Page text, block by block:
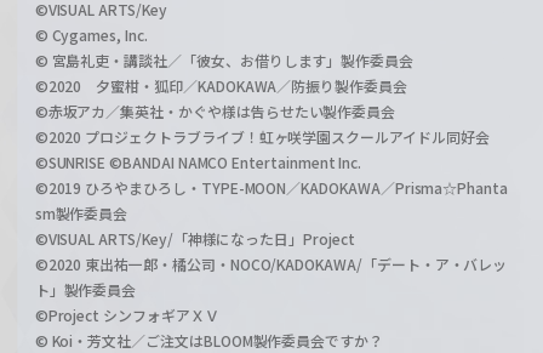
©VISUAL ARTS/Key
© Cygames, Inc.
© 宮島礼吏・講談社／「彼女、お借りします」製作委員会
©2020 夕蜜柑・狐印／KADOKAWA／防振り製作委員会
©赤坂アカ／集英社・かぐや様は告らせたい製作委員会
©2020 プロジェクトラブライブ！虹ヶ咲学園スクールアイドル同好会
©SUNRISE ©BANDAI NAMCO Entertainment Inc.
©2019 ひろやまひろし・TYPE-MOON／KADOKAWA／Prisma☆Phanta
sm製作委員会
©VISUAL ARTS/Key/「神様になった日」Project
©2020 東出祐一郎・橘公司・NOCO/KADOKAWA/「デート・ア・バレッ
ト」製作委員会
©Project シンフォギアＸＶ
© Koi・芳文社／ご注文はBLOOM製作委員会ですか？